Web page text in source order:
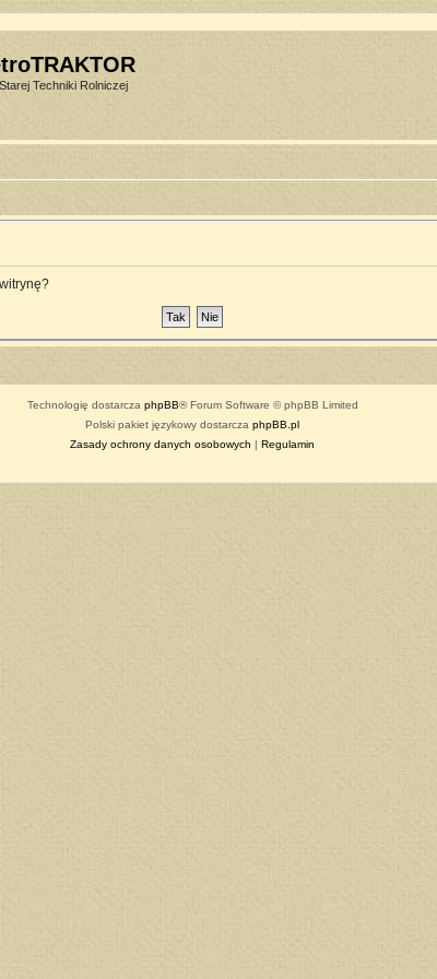
Techniki Rolniczej
Technologię dostarcza phpBB® Forum Software © phpBB Limited
Polski pakiet językowy dostarcza phpBB.pl
Zasady ochrony danych osobowych | Regulamin